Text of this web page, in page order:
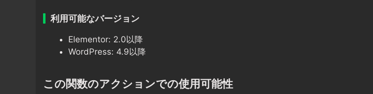
利用可能なバージョン
Elementor: 2.0以降
WordPress: 4.9以降
この関数のアクションでの使用可能性